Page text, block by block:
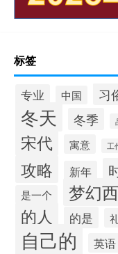
标签
专业 中国 习
冬天 冬季
宋代 寓意 工
攻略 新年
是一个 梦幻
的人 的是
自己的 英语